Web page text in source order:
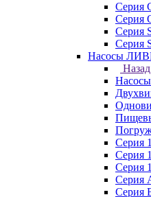
Серия
Серия
Серия
Серия
Насосы
Назад
Серия
Серия
Серия
Серия
Серия